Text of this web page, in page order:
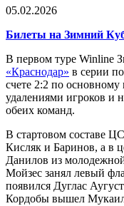
05.02.2026
Билеты на Зимний
В первом туре Winline
«Краснодар» в серии
счете 2:2 по
удалениями игроков и
обеих команд.
В стартовом составе
Кисляк и Баринов, а в
Данилов из
Мойзес занял левый
появился Дуглас
Кордобы вышел